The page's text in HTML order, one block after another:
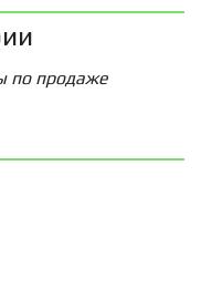
по продаже